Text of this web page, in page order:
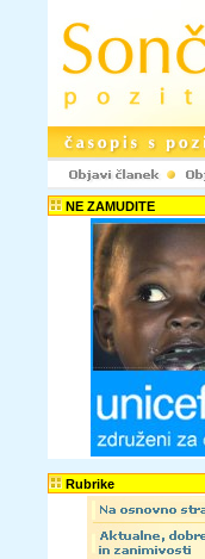
NE ZAMUDITE
Rubrike